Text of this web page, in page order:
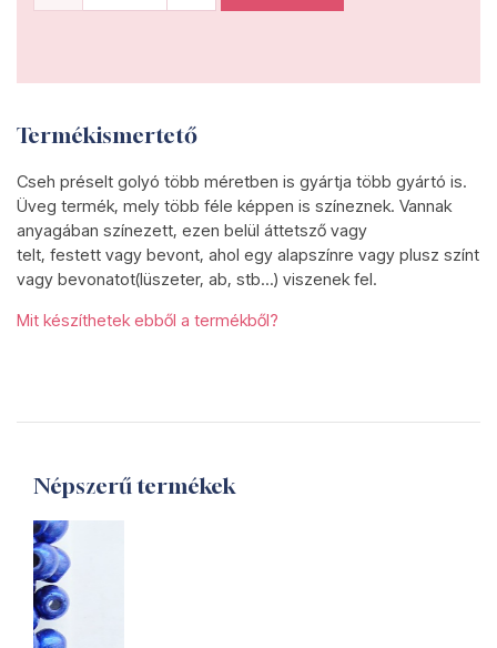
Termékismertető
Cseh préselt golyó több méretben is gyártja több gyártó is.
Üveg termék, mely több féle képpen is színeznek. Vannak
anyagában színezett, ezen belül áttetsző vagy
telt, festett vagy bevont, ahol egy alapszínre vagy plusz színt
vagy bevonatot(lüszeter, ab, stb...) viszenek fel.
Mit készíthetek ebből a termékből?
Népszerű termékek